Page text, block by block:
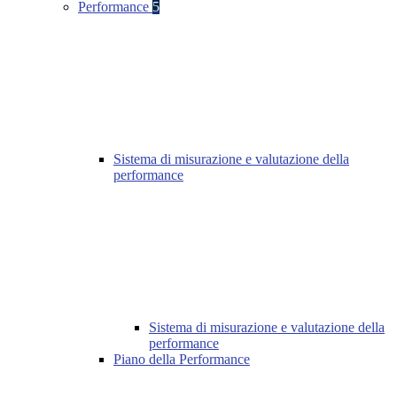
Performance 5
Sistema di misurazione e valutazione della
performance
Sistema di misurazione e valutazione della
performance
Piano della Performance